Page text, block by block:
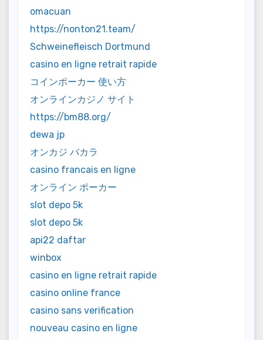
omacuan
https://nonton21.team/
Schweinefleisch Dortmund
casino en ligne retrait rapide
コインポーカー 使い方
オンラインカジノ サイト
https://bm88.org/
dewa jp
オンカジ バカラ
casino francais en ligne
オンライン ポーカー
slot depo 5k
slot depo 5k
api22 daftar
winbox
casino en ligne retrait rapide
casino online france
casino sans verification
nouveau casino en ligne